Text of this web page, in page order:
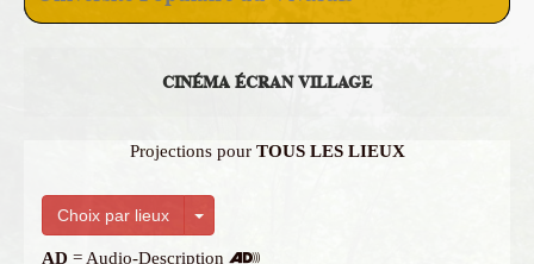
CINÉMA ÉCRAN VILLAGE